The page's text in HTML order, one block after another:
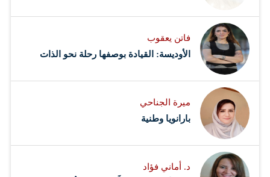
فاتن يعقوب
الأوديسة: القيادة بوصفها رحلة نحو الذات
ميرة الجناحي
بارانويا وطنية
د. أماني فؤاد